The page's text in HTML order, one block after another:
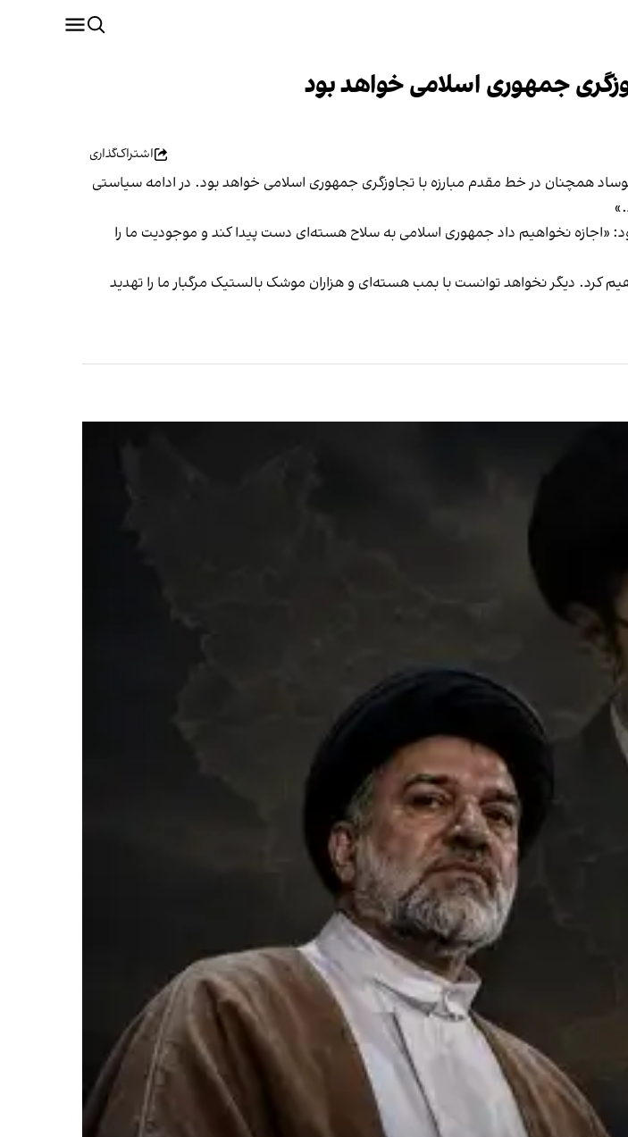
جمهوری اسلامی خواهد بود
اشتراک‌گذاری
همچنان در خط مقدم مبارزه با تجاوزگری جمهوری اسلامی خواهد بود. در ادامه سیاستی
«اجازه نخواهیم داد جمهوری اسلامی به سلاح هسته‌ای دست پیدا کند و موجودیت ما را
کرد. دیگر نخواهد توانست با بمب هسته‌ای و هزاران موشک بالستیک مرگبار ما را تهدید